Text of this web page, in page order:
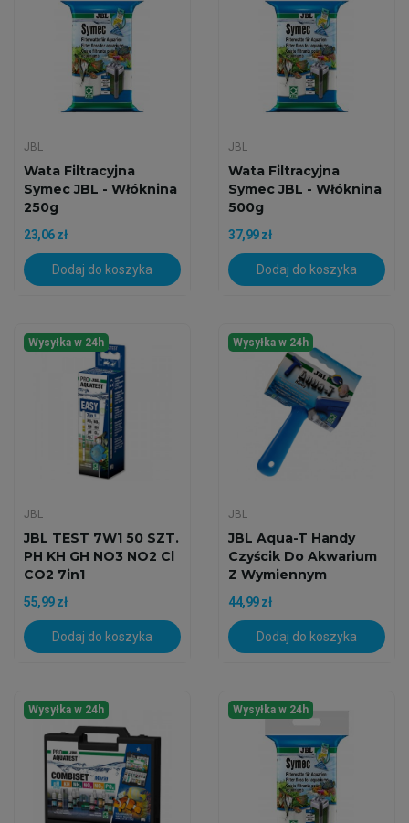
JBL
Wata Filtracyjna
Symec JBL - Włóknina
250g
23,06 zł
Dodaj do koszyka
JBL
Wata Filtracyjna
Symec JBL - Włóknina
500g
37,99 zł
Dodaj do koszyka
Wysyłka w 24h
JBL
JBL TEST 7W1 50 SZT.
PH KH GH NO3 NO2 Cl
CO2 7in1
55,99 zł
Dodaj do koszyka
Wysyłka w 24h
JBL
JBL Aqua-T Handy
Czyścik Do Akwarium
Z Wymiennym
Ostrzem
44,99 zł
Dodaj do koszyka
Wysyłka w 24h Wysyłka w 24h